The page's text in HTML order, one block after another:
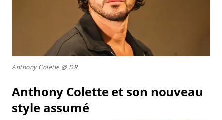
Anthony Colette @ DR
Anthony Colette et son nouveau
style assumé